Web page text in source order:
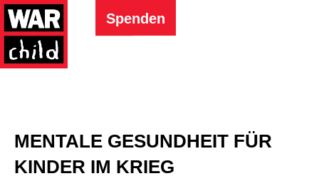
Spenden
MENTALE GESUNDHEIT FÜR
KINDER IM KRIEG